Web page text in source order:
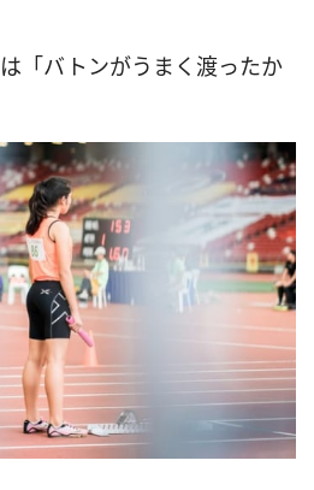
「バトンがうまく渡ったか